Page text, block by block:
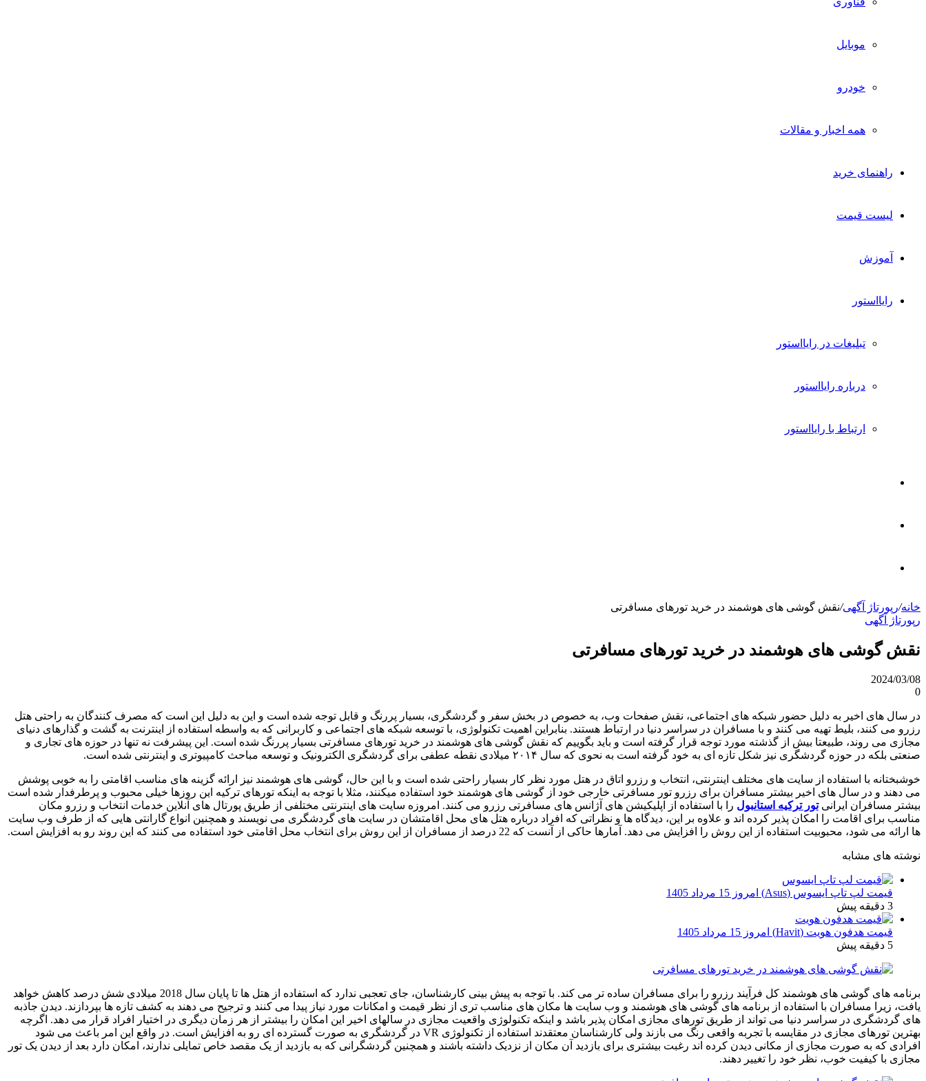
موبایل
خودرو
همه اخبار و مقالات
راهنمای خرید
لیست قیمت
آموزش
رایااستور
تبلیغات در رایااستور
درباره رایااستور
ارتباط با رایااستور
برای خانه/رپورتاژ آگهی/نقش گوشی های هوشمند در خرید تورهای مسافرتی
رپورتاژ آگهی
نقش گوشی های هوشمند در خرید تورهای مسافرتی
2024/03/08
0
در سال های اخیر به دلیل حضور شبکه های اجتماعی، نقش صفحات وب، به خصوص در بخش سفر و گردشگری، بسیار پررنگ و قابل توجه شده است و این به دلیل این است که مصرف کنندگان به راحتی هتل
رزرو می کنند، بلیط تهیه می کنند و با مسافران در سراسر دنیا در ارتباط هستند. بنابراین اهمیت تکنولوژی، با توسعه شبکه‌ های اجتماعی و کاربرانی که به واسطه استفاده از اینترنت به گشت و گذارهای دنیای
مجازی می روند، طبیعتا بیش از گذشته مورد توجه قرار گرفته است و باید بگوییم که نقش گوشی های هوشمند در خرید تورهای مسافرتی بسیار پررنگ شده است. این پیشرفت نه تنها در حوزه‌ های تجاری و
صنعتی بلکه در حوزه گردشگری نیز شکل تازه ‌ای به خود گرفته است به نحوی که سال ۲۰۱۴ میلادی نقطه عطفی برای گردشگری الکترونیک و توسعه مباحث کامپیوتری و اینترنتی شده است.
خوشبختانه با استفاده از سایت های مختلف اینترنتی، انتخاب و رزرو اتاق در هتل مورد نظر کار بسیار راحتی شده است و با این حال، گوشی های هوشمند نیز ارائه گزینه های مناسب اقامتی را به خوبی پوشش
می دهند و در سال های اخیر بیشتر مسافران برای رزرو تور مسافرتی خارجی خود از گوشی های هوشمند خود استفاده میکنند، مثلا با توجه به اینکه تورهای ترکیه این روزها خیلی محبوب و پرطرفدار شده است
بیشتر مسافران ایرانیتور ترکیه استانبول را با استفاده از اپلیکیشن های آژانس های مسافرتی رزرو می کنند. امروزه سایت های اینترنتی مختلفی از طریق پورتال های آنلاین خدمات انتخاب و رزرو مکان
مناسب برای اقامت را امکان پذیر کرده اند و علاوه بر این، دیدگاه ها و نظراتی که افراد درباره هتل های محل اقامتشان در سایت های گردشگری می نویسند و همچنین انواع گارانتی هایی که از طرف وب سایت
ها ارائه می شود، محبوبیت استفاده از این روش را افزایش می دهد. آمارها حاکی از آنست که 22 درصد از مسافران از این روش برای انتخاب محل اقامتی خود استفاده می کنند که این روند رو به افزایش است.
نوشته های مشابه
قیمت لپ تاپ ایسوس (Asus) امروز 15 مرداد 1405
3 دقیقه پیش
قیمت هدفون هویت (Havit) امروز 15 مرداد 1405
5 دقیقه پیش
برنامه های گوشی های هوشمند کل فرآیند رزرو را برای مسافران ساده تر می کند. با توجه به پیش بینی کارشناسان، جای تعجبی ندارد که استفاده از هتل ها تا پایان سال 2018 میلادی شش درصد کاهش خواهد
یافت، زیرا مسافران با استفاده از برنامه های گوشی های هوشمند و وب سایت ها مکان های مناسب تری از نظر قیمت و امکانات مورد نیاز پیدا می کنند و ترجیح می دهند به کشف تازه ها بپردازند. دیدن جاذبه
های گردشگری در سراسر دنیا می تواند از طریق تورهای مجازی امکان پذیر باشد و اینکه تکنولوژی واقعیت مجازی در سالهای اخیر این امکان را بیشتر از هر زمان دیگری در اختیار افراد قرار می دهد. اگرچه
بهترین تورهای مجازی در مقایسه با تجربه واقعی رنگ می بازند ولی کارشناسان معتقدند استفاده از تکنولوژی VR در گردشگری به صورت گسترده ای رو به افزایش است. در واقع این امر باعث می شود
افرادی که به صورت مجازی از مکانی دیدن کرده اند رغبت بیشتری برای بازدید آن مکان از نزدیک داشته باشند و همچنین گردشگرانی که به بازدید از یک مقصد خاص تمایلی ندارند، امکان دارد بعد از دیدن یک تور
مجازی با کیفیت خوب، نظر خود را تغییر دهند.